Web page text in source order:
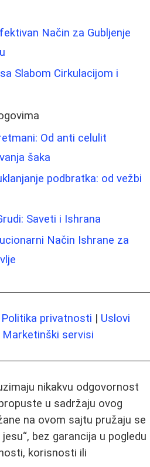
Način za Gubljenje
Slabom Cirkulacijom i
Od anti celulit
šaka
podbratka: od vežbi
Saveti i Ishrana
Način Ishrane za
Politika privatnosti | Uslovi
Marketinški servisi
nikakvu odgovornost
u sadržaju ovog
na ovom sajtu pružaju se
bez garancija u pogledu
korisnosti ili